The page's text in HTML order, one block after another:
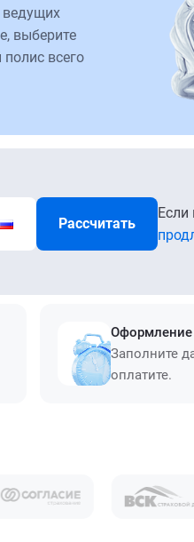
ведущих
выберите
всего
Рассчитать
Если
Оформление
Заполните
оплатите.